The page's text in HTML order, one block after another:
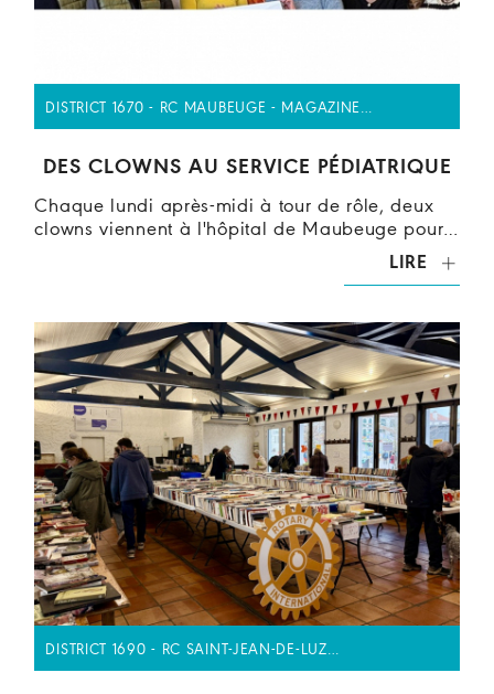
DISTRICT 1670 - RC MAUBEUGE - MAGAZINE…
DES CLOWNS AU SERVICE PÉDIATRIQUE
Chaque lundi après-midi à tour de rôle, deux
clowns viennent à l'hôpital de Maubeuge pour…
LIRE
DISTRICT 1690 - RC SAINT-JEAN-DE-LUZ…